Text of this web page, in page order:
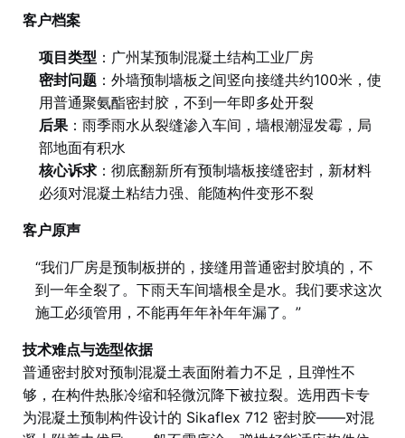
客户档案
项目类型 ：广州某预制混凝土结构工业厂房
密封问题：外墙预制墙板之间竖向接缝共约100米，使
用普通聚氨酯密封胶，不到一年即多处开裂
后果：雨季雨水从裂缝渗入车间，墙根潮湿发霉，局
部地面有积水
核心诉求：彻底翻新所有预制墙板接缝密封，新材料
必须对混凝土粘结力强、能随构件变形不裂
客户原声
“我们厂房是预制板拼的，接缝用普通密封胶填的，不
到一年全裂了。下雨天车间墙根全是水。我们要求这次
施工必须管用，不能再年年补年年漏了。”
技术难点与选型依据
普通密封胶对预制混凝土表面附着力不足，且弹性不
够，在构件热胀冷缩和轻微沉降下被拉裂。选用西卡专
为混凝土预制构件设计的 Sikaflex 712 密封胶——对混